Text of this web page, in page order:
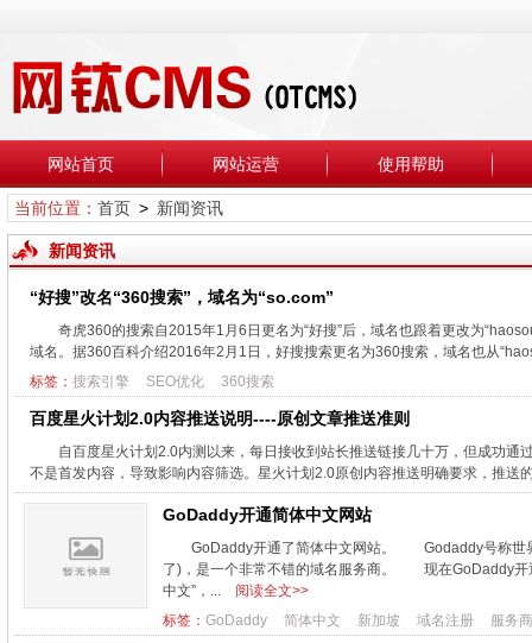
网站首页 网站运营 使用帮助
当前位置： 首页> 新闻资讯
新闻资讯
“好搜”改名“360搜索”，域名为“so.com”
奇虎360的搜索自2015年1月6日更名为“好搜”后，域名也跟着更改为
域名。据360百科介绍2016年2月1日，好搜搜索更名为360搜索，域名也从
标签： 搜索引擎 SEO优化 360搜索
百度星火计划2.0内容推送说明----原创文章推送准则
自百度星火计划2.0内测以来，每日接收到站长推送链接几十万，但成功
不是首发内容，导致影响内容筛选。星火计划2.0原创内容推送明确要求，推
GoDaddy开通简体中文网站
GoDaddy开通了简体中文网站。 Godaddy号称世
了)，是一个非常不错的域名服务商。 现在GoDaddy开
中文”，...
阅读全文>>
标签： GoDaddy 简体中文 新加坡 域名注册 服务商